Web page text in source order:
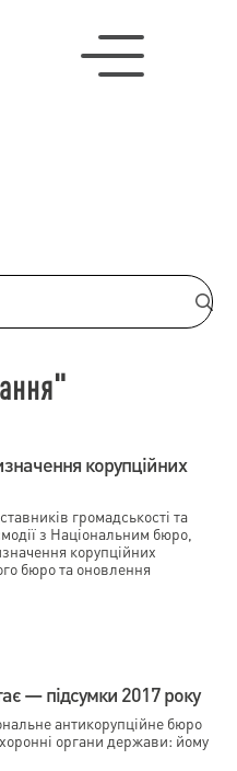
корупційних
громадськості та
з Національним бюро,
корупційних
бюро та оновлення
— підсумки 2017 року
антикорупційне бюро
органи держави: йому